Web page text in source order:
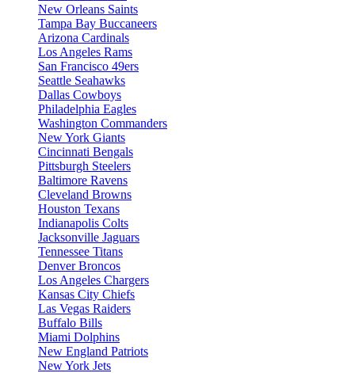
New Orleans Saints
Tampa Bay Buccaneers
Arizona Cardinals
Los Angeles Rams
San Francisco 49ers
Seattle Seahawks
Dallas Cowboys
Philadelphia Eagles
Washington Commanders
New York Giants
Cincinnati Bengals
Pittsburgh Steelers
Baltimore Ravens
Cleveland Browns
Houston Texans
Indianapolis Colts
Jacksonville Jaguars
Tennessee Titans
Denver Broncos
Los Angeles Chargers
Kansas City Chiefs
Las Vegas Raiders
Buffalo Bills
Miami Dolphins
New England Patriots
New York Jets